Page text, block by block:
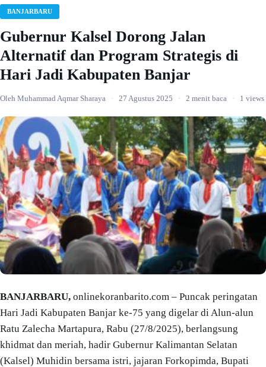
BANJARBARU
Gubernur Kalsel Dorong Jalan
Alternatif dan Program Strategis di
Hari Jadi Kabupaten Banjar
Oleh Muhammad Aqmar Sharaya · 27 Agustus 2025 · 2 menit baca · 1 views
BANJARBARU, onlinekoranbarito.com – Puncak peringatan
Hari Jadi Kabupaten Banjar ke-75 yang digelar di Alun-alun
Ratu Zalecha Martapura, Rabu (27/8/2025), berlangsung
khidmat dan meriah, hadir Gubernur Kalimantan Selatan
(Kalsel) Muhidin bersama istri, jajaran Forkopimda, Bupati